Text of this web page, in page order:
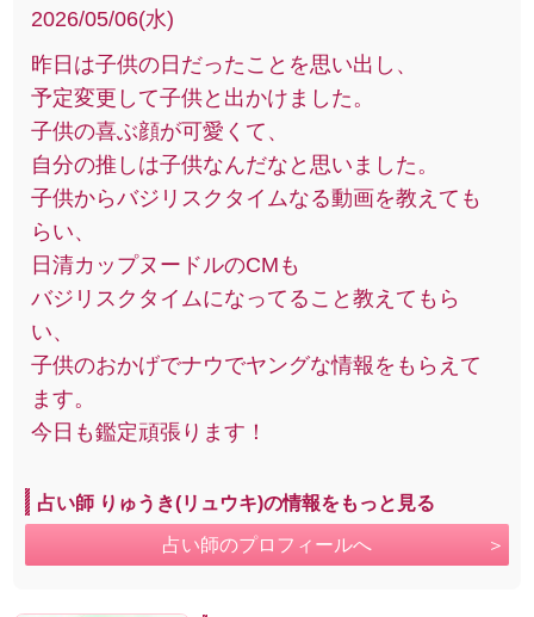
2026/05/06(水)
昨日は子供の日だったことを思い出し、
予定変更して子供と出かけました。
子供の喜ぶ顔が可愛くて、
自分の推しは子供なんだなと思いました。
子供からバジリスクタイムなる動画を教えても
らい、
日清カップヌードルのCMも
バジリスクタイムになってること教えてもら
い、
子供のおかげでナウでヤングな情報をもらえて
ます。
今日も鑑定頑張ります！
占い師 りゅうき(リュウキ)の情報をもっと見る
占い師のプロフィールへ